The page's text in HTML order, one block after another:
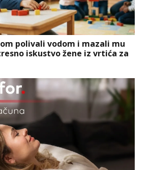
polivali vodom i mazali mu
iskustvo žene iz vrtića za